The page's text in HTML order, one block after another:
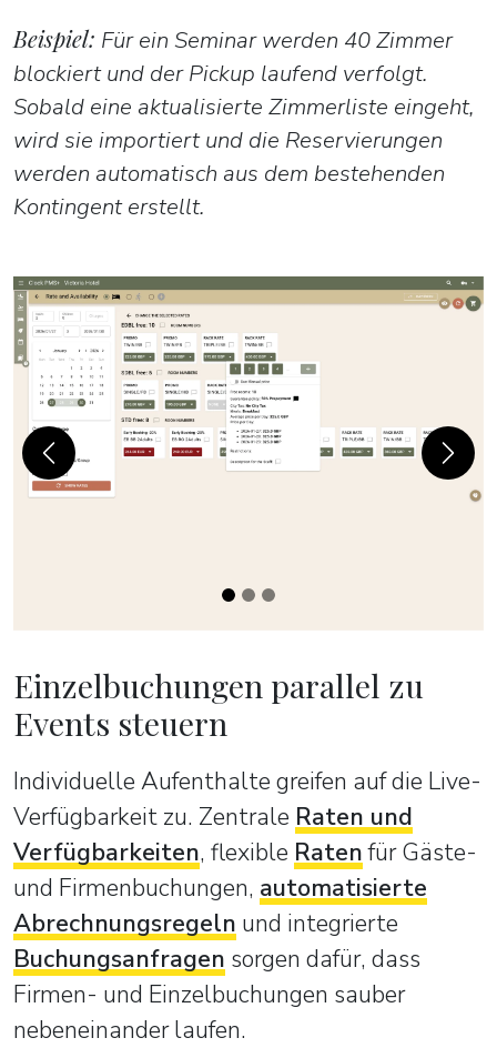
Beispiel: Für ein Seminar werden 40 Zimmer
blockiert und der Pickup laufend verfolgt.
Sobald eine aktualisierte Zimmerliste eingeht,
wird sie importiert und die Reservierungen
werden automatisch aus dem bestehenden
Kontingent erstellt.
Einzelbuchungen parallel zu
Events steuern
Individuelle Aufenthalte greifen auf die Live-
Verfügbarkeit zu. Zentrale Raten und
Verfügbarkeiten, flexible Ratenfür Gäste-
und Firmenbuchungen, automatisierte
Abrechnungsregeln und integrierte
Buchungsanfragen sorgen dafür, dass
Firmen- und Einzelbuchungen sauber
nebeneinander laufen.
Previous Next